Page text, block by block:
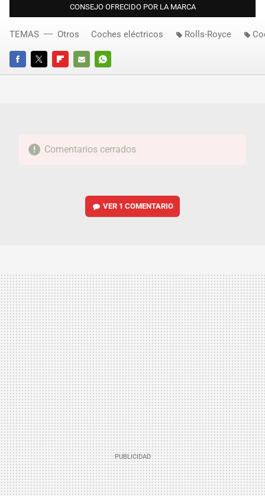
CONSEJO OFRECIDO POR LA MARCA
FACEBOOKTWITTERFLIPBOARD
E-
WHATSAPP
TEMAS Otros Coches eléctricos Rolls-Royce
Comentarios cerrados
VER 1 COMENTARIO